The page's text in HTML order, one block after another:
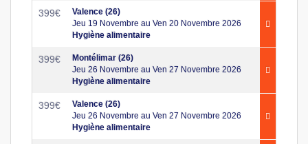
399€
Valence (26)
Jeu 19 Novembre au Ven 20 Novembre 2026
Hygiène alimentaire
399€
Montélimar (26)
Jeu 26 Novembre au Ven 27 Novembre 2026
Hygiène alimentaire
399€
Valence (26)
Jeu 26 Novembre au Ven 27 Novembre 2026
Hygiène alimentaire